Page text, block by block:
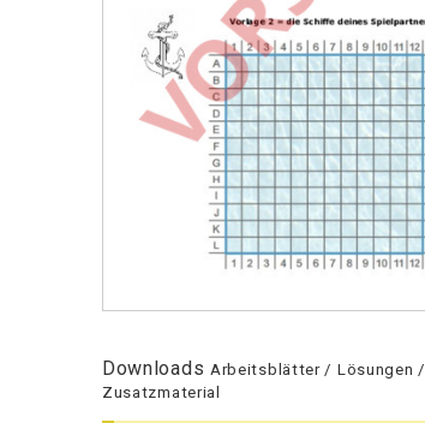
Downloads Arbeitsblätter / Lösungen /
Zusatzmaterial